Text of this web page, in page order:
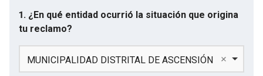
1. ¿En qué entidad ocurrió la situación que origina
tu reclamo?
MUNICIPALIDAD DISTRITAL DE ASCENSIÓN